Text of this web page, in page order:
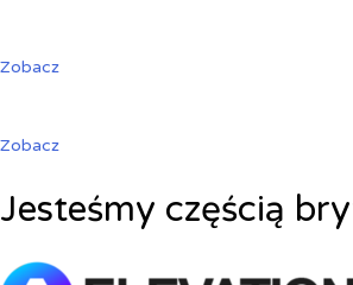
Zobacz
Zobacz
Jesteśmy częścią